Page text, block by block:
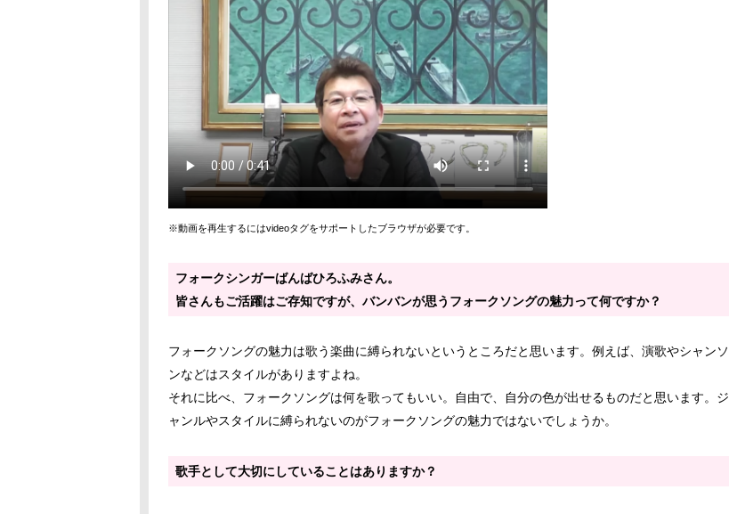
※動画を再生するにはvideoタグをサポートしたブラウザが必要です。
フォークシンガーばんばひろふみさん。
皆さんもご活躍はご存知ですが、バンバンが思うフォークソングの魅力って何ですか？
フォークソングの魅力は歌う楽曲に縛られないというところだと思います。例えば、演歌やシャンソ
ンなどはスタイルがありますよね。
それに比べ、フォークソングは何を歌ってもいい。自由で、自分の色が出せるものだと思います。ジ
ャンルやスタイルに縛られないのがフォークソングの魅力ではないでしょうか。
歌手として大切にしていることはありますか？